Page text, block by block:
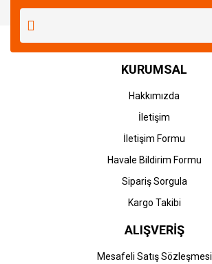
KURUMSAL
Hakkımızda
İletişim
İletişim Formu
Havale Bildirim Formu
Sipariş Sorgula
Kargo Takibi
ALIŞVERİŞ
Mesafeli Satış Sözleşmesi